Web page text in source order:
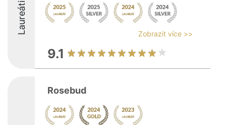
Laureáti Zobrazit více >>
9.1
Rosebud